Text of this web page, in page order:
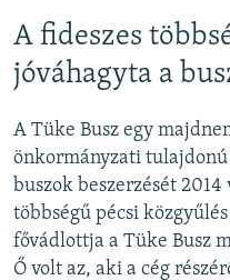
A fideszes
jóváhagyta a
A Tüke Busz egy
önkormányzati tulajdonú
buszok beszerzését
többségű pécsi
fővádlottja a Tüke Busz
Ő volt az, aki a cég